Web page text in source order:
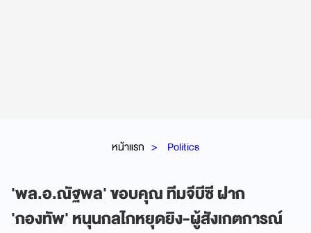
หน้าแรก Politics
'พล.อ.ณัฐพล' ขอบคุณ ทีมจีบีซี ฝาก
'กองทัพ' หนุนกลไกหยุดยิง-ผู้สังเกตการณ์